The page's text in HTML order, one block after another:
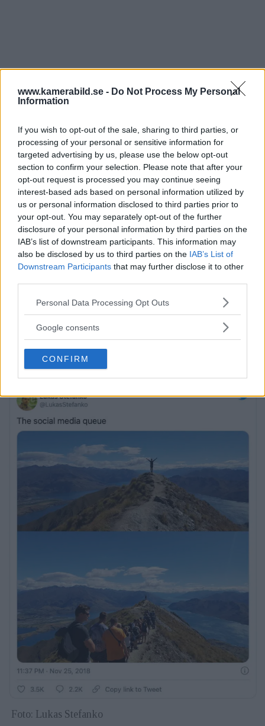
www.kamerabild.se - Do Not Process My Personal
Information
If you wish to opt-out of the sale, sharing to third parties, or
processing of your personal or sensitive information for
targeted advertising by us, please use the below opt-out
section to confirm your selection. Please note that after your
opt-out request is processed you may continue seeing
interest-based ads based on personal information utilized by
us or personal information disclosed to third parties prior to
your opt-out. You may separately opt-out of the further
disclosure of your personal information by third parties on the
IAB’s list of downstream participants. This information may
also be disclosed by us to third parties on the IAB’s List of
Downstream Participants that may further disclose it to other
Please note that this website/app uses one or more Google
not limited to your visit or usage behaviour. You may click to
use your data for below specified purposes in below Google
consent section.
Personal Data Processing Opt Outs
Google consents
CONFIRM
Nya Zeeland är bland annat känt för sin vackra
natur och dramatiska landskap, något som varje år
drar mängder av turister. Men nu har de
nyazeeländska myndigheterna tröttnat på alla
finns så många otroliga saker att göra i Nya
Zeeland förutom de sociala trenderna”, säger en
representant för Nya Zeelands turistbyråer till den
lokala nyhetsbyrån.
Foto: Lukas Stefanko